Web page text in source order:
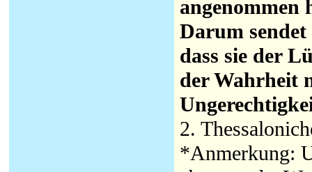
angenommen
Darum
dass sie der
der Wahrheit
2.
*Anmerkung: